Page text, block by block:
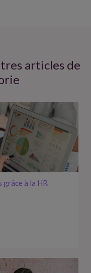
articles de
grâce à la HR